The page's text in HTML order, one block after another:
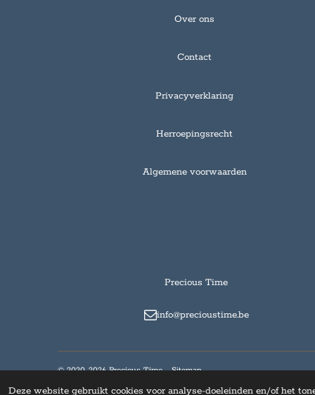
Deze website gebruikt cookies voor analyse-doeleinden en/of het
Over ons
Contact
Privacyverklaring
Herroepingsrecht
Algemene voorwaarden
Precious Time
info@precioustime.be
© 2020-2026 Precious Time -Sitemap